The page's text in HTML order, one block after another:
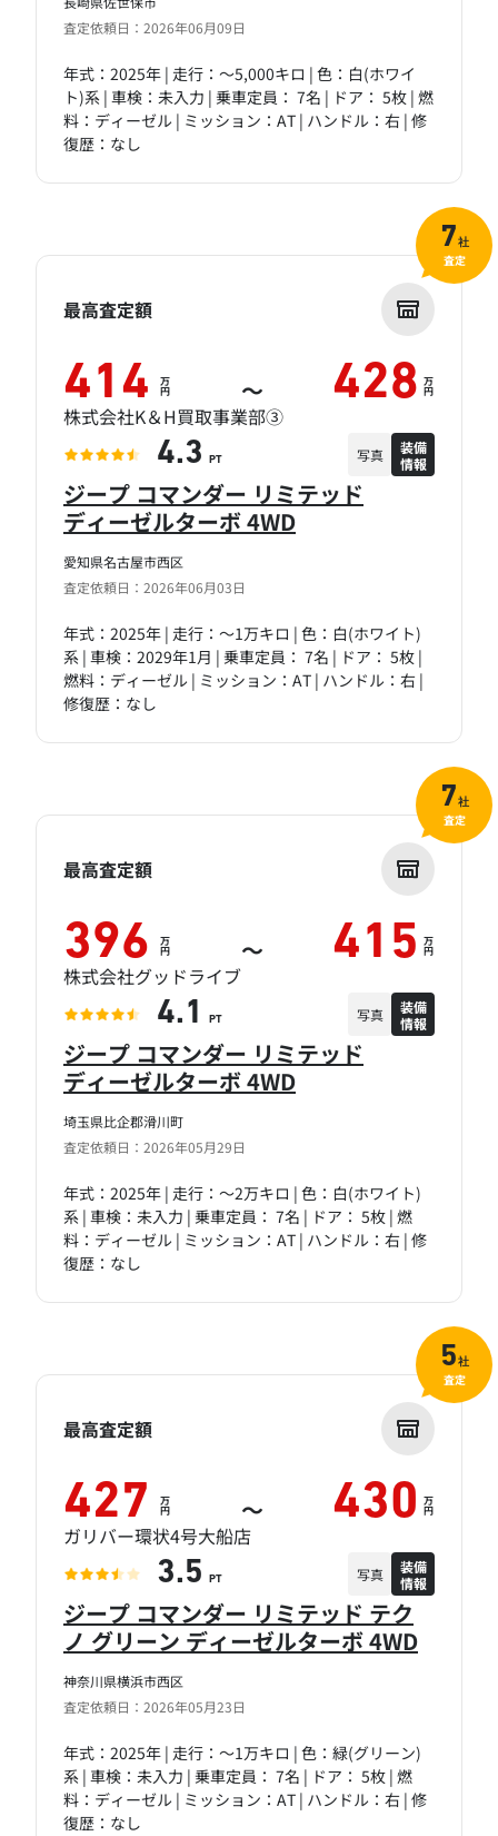
査定依頼日：2026年06月09日
年式：2025年 | 走行：～5,000キロ | 色：白(ホワイ
ト)系 | 車検：未入力 | 乗車定員： 7名 | ドア： 5枚 | 燃
料：ディーゼル | ミッション：AT | ハンドル：右 | 修
復歴：なし
愛知県名古屋市西区
査定依頼日：2026年06月03日
ジープ コマンダー リミテッド
ディーゼルターボ 4WD
年式：2025年 | 走行：～1万キロ | 色：白(ホワイト)
系 | 車検：2029年1月 | 乗車定員： 7名 | ドア： 5枚 |
燃料：ディーゼル | ミッション：AT | ハンドル：右 |
修復歴：なし
最高査定額
414 万
円 ～ 428 万
円
株式会社K＆H買取事業部③
4.3 PT 写真
装備
情報
7社
査定
埼玉県比企郡滑川町
査定依頼日：2026年05月29日
ジープ コマンダー リミテッド
ディーゼルターボ 4WD
年式：2025年 | 走行：～2万キロ | 色：白(ホワイト)
系 | 車検：未入力 | 乗車定員： 7名 | ドア： 5枚 | 燃
料：ディーゼル | ミッション：AT | ハンドル：右 | 修
復歴：なし
最高査定額
396 万
円 ～ 415 万
円
株式会社グッドライブ
4.1 PT 写真
装備
情報
7社
査定
神奈川県横浜市西区
査定依頼日：2026年05月23日
ジープ コマンダー リミテッド テク
ノ グリーン ディーゼルターボ 4WD
年式：2025年 | 走行：～1万キロ | 色：緑(グリーン)
系 | 車検：未入力 | 乗車定員： 7名 | ドア： 5枚 | 燃
料：ディーゼル | ミッション：AT | ハンドル：右 | 修
復歴：なし
最高査定額
427 万
円 ～ 430 万
円
ガリバー環状4号大船店
3.5 PT 写真
装備
情報
5社
査定